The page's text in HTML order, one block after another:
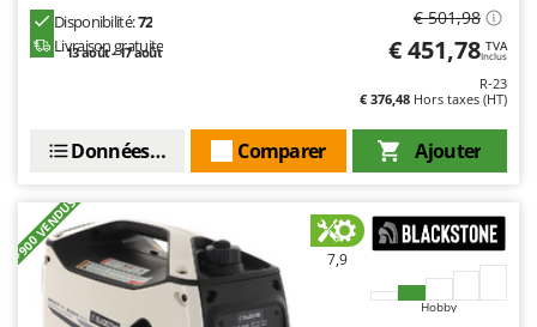
Disponibilité:72
Livraison gratuite
13 août - 17 août
€ 501,98
€ 451,78 TVA
Inclus
R-23
€ 376,48 Hors taxes (HT)
Ajouter
Comparer
Données techniques
+900 VENDUS 7,9
Hobby